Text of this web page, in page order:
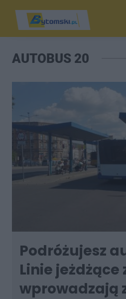
AUTOBUS 20
Podróżujesz
Linie jeżdżące
wprowadzają